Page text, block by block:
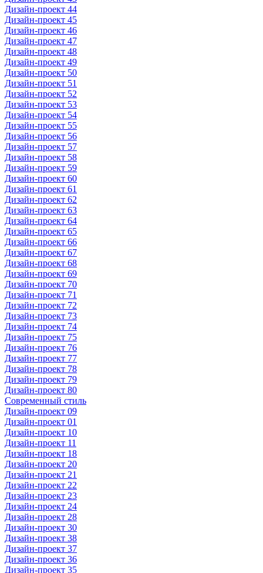
Дизайн-проект 44
Дизайн-проект 45
Дизайн-проект 46
Дизайн-проект 47
Дизайн-проект 48
Дизайн-проект 49
Дизайн-проект 50
Дизайн-проект 51
Дизайн-проект 52
Дизайн-проект 53
Дизайн-проект 54
Дизайн-проект 55
Дизайн-проект 56
Дизайн-проект 57
Дизайн-проект 58
Дизайн-проект 59
Дизайн-проект 60
Дизайн-проект 61
Дизайн-проект 62
Дизайн-проект 63
Дизайн-проект 64
Дизайн-проект 65
Дизайн-проект 66
Дизайн-проект 67
Дизайн-проект 68
Дизайн-проект 69
Дизайн-проект 70
Дизайн-проект 71
Дизайн-проект 72
Дизайн-проект 73
Дизайн-проект 74
Дизайн-проект 75
Дизайн-проект 76
Дизайн-проект 77
Дизайн-проект 78
Дизайн-проект 79
Дизайн-проект 80
Современный стиль
Дизайн-проект 09
Дизайн-проект 01
Дизайн-проект 10
Дизайн-проект 11
Дизайн-проект 18
Дизайн-проект 20
Дизайн-проект 21
Дизайн-проект 22
Дизайн-проект 23
Дизайн-проект 24
Дизайн-проект 28
Дизайн-проект 30
Дизайн-проект 38
Дизайн-проект 37
Дизайн-проект 36
Дизайн-проект 35